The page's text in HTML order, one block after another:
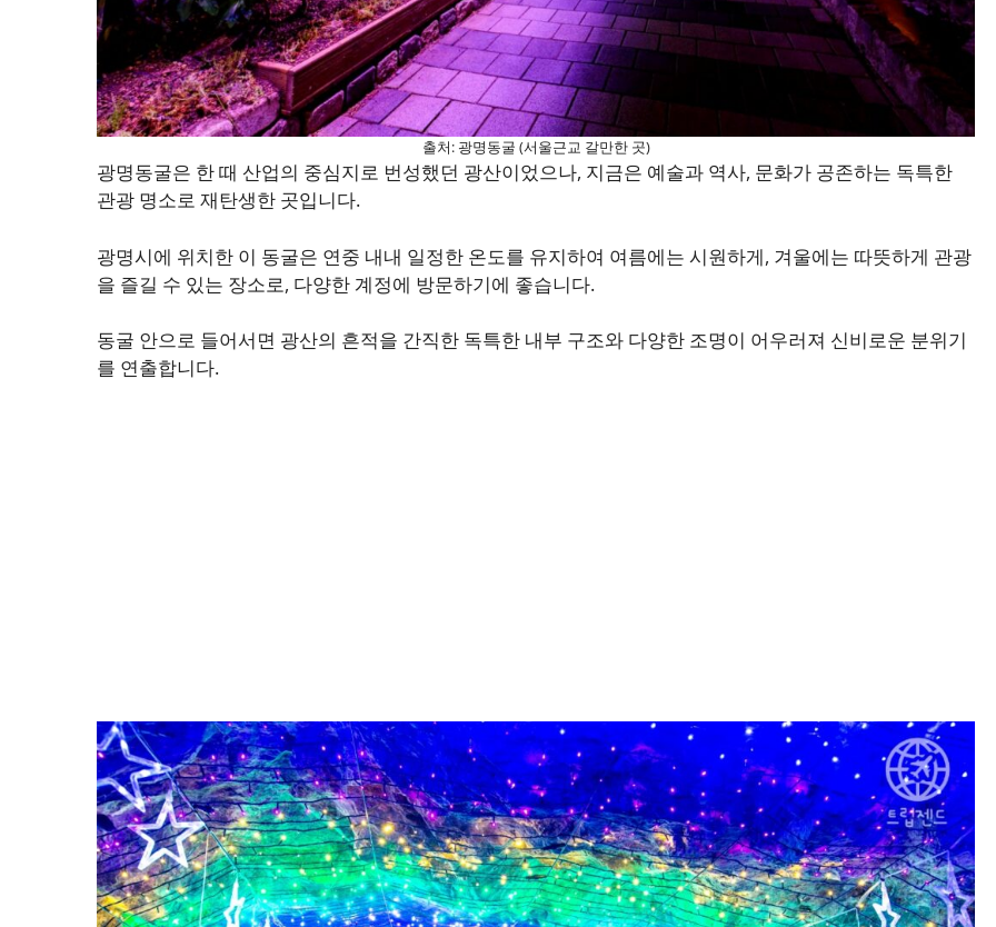
출처: 광명동굴 (서울근교 갈만한 곳)
광명동굴은 한 때 산업의 중심지로 번성했던 광산이었으나, 지금은 예술과 역사, 문화가 공존하는 독특한
관광 명소로 재탄생한 곳입니다.
광명시에 위치한 이 동굴은 연중 내내 일정한 온도를 유지하여 여름에는 시원하게, 겨울에는 따뜻하게 관광
을 즐길 수 있는 장소로, 다양한 계정에 방문하기에 좋습니다.
동굴 안으로 들어서면 광산의 흔적을 간직한 독특한 내부 구조와 다양한 조명이 어우러져 신비로운 분위기
를 연출합니다.